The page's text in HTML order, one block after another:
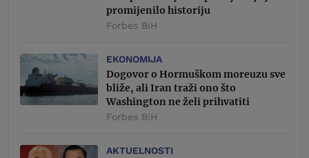
promijenilo historiju
Forbes BiH
EKONOMIJA
Dogovor o Hormuškom moreuzu sve
bliže, ali Iran traži ono što
Washington ne želi prihvatiti
Forbes BiH
AKTUELNOSTI